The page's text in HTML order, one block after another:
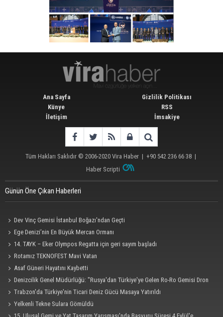
Ana Sayfa
Künye
İletişim
Gizlilik Politikası
RSS
İmsakiye
Tüm Hakları Saklıdır © 2006-2020 Vira Haber | +90 542 236 66 38 |
Haber Scripti
Günün Öne Çıkan Haberleri
Dev Vinç Gemisi İstanbul Boğazı'ndan Geçti
Ege Denizi’nin En Büyük Mercan Ormanı
14. TAYK – Eker Olympos Regatta için geri sayım başladı
Rotamız TEKNOFEST Mavi Vatan
Asaf Güneri Hayatını Kaybetti
Denizcilik Genel Müdürlüğü: "Rusya'dan Türkiye'ye Gelen Ro-Ro Gemisi Dron
Saldırısına Uğradı"
Trabzon'da Türkiye'nin Ticari Deniz Gücü Masaya Yatırıldı
Yelkenli Tekne Sulara Gömüldü